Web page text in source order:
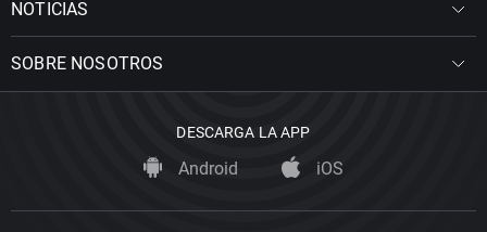
NOTICIAS
SOBRE NOSOTROS
DESCARGA LA APP
Android iOS